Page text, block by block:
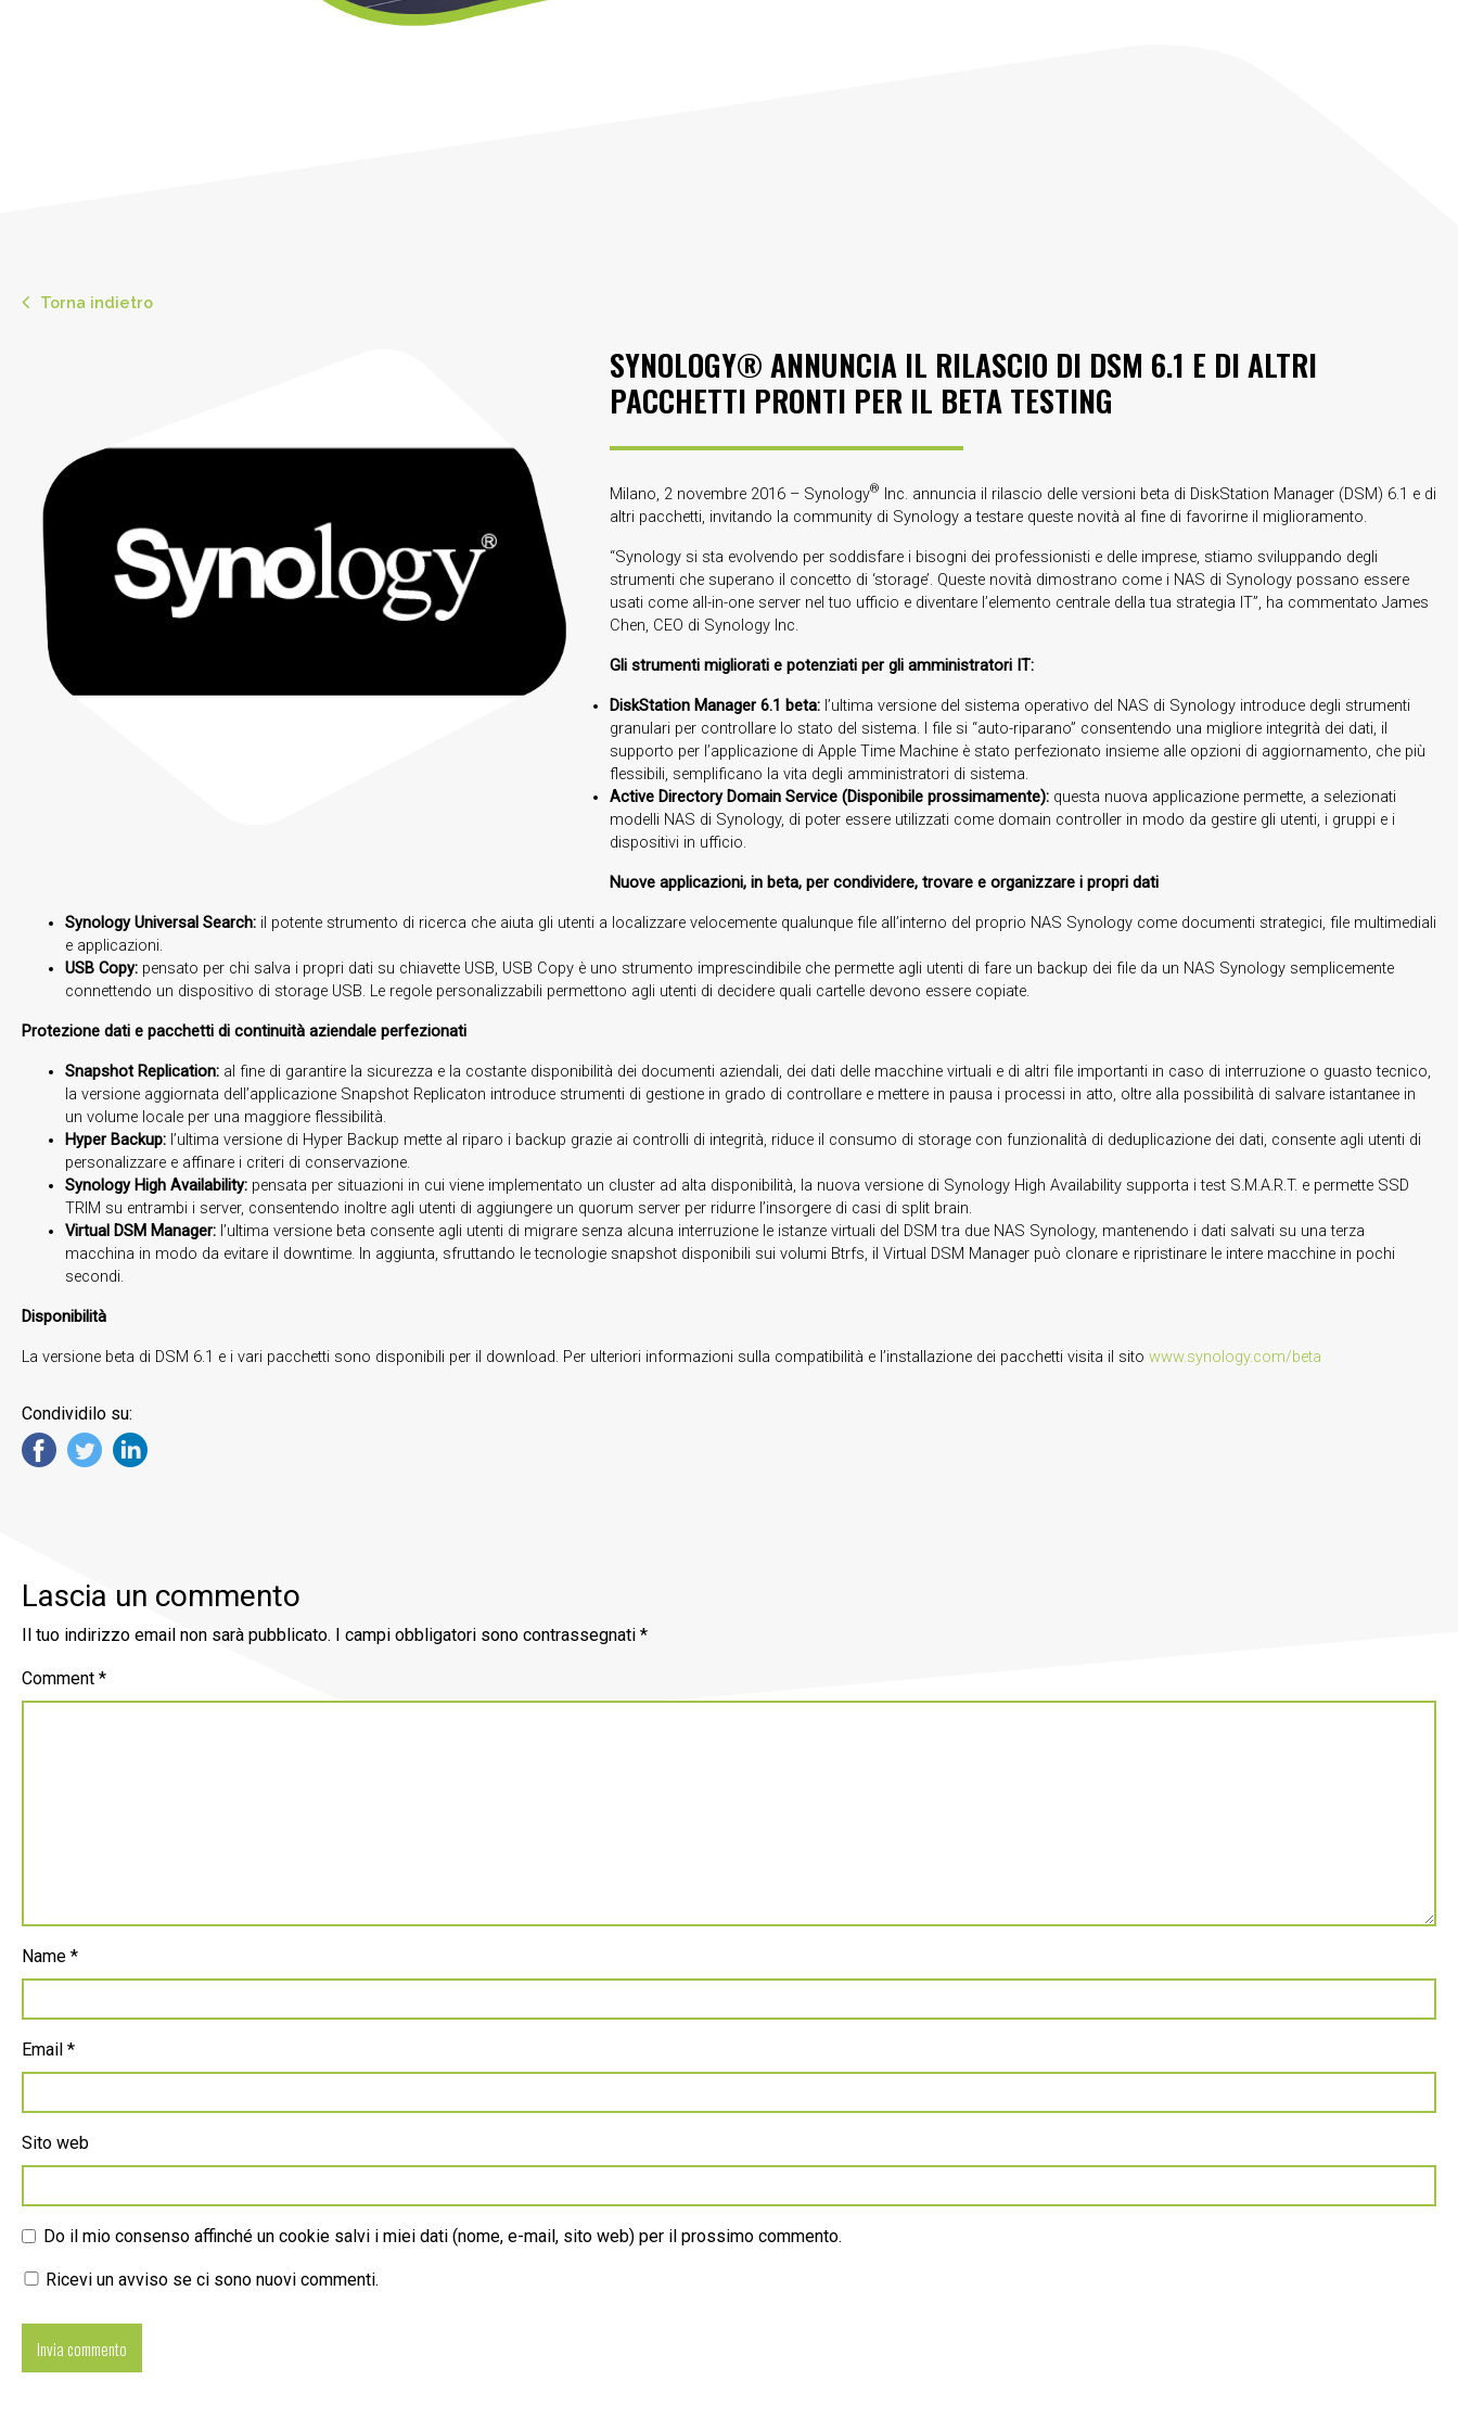
Torna indietro
SYNOLOGY® ANNUNCIA IL RILASCIO DI DSM 6.1 E DI ALTRI
PACCHETTI PRONTI PER IL BETA TESTING
Milano, 2 novembre 2016 – Synology®
Inc. annuncia il rilascio delle versioni beta di DiskStation Manager (DSM) 6.1 e di
altri pacchetti, invitando la community di Synology a testare queste novità al fine di favorirne il miglioramento.
“Synology si sta evolvendo per soddisfare i bisogni dei professionisti e delle imprese, stiamo sviluppando degli
strumenti che superano il concetto di ‘storage’. Queste novità dimostrano come i NAS di Synology possano essere
usati come all-in-one server nel tuo ufficio e diventare l’elemento centrale della tua strategia IT”, ha commentato James
Chen, CEO di Synology Inc.
Gli strumenti migliorati e potenziati per gli amministratori IT:
DiskStation Manager 6.1 beta: l’ultima versione del sistema operativo del NAS di Synology introduce degli strumenti
granulari per controllare lo stato del sistema. I file si “auto-riparano” consentendo una migliore integrità dei dati, il
supporto per l’applicazione di Apple Time Machine è stato perfezionato insieme alle opzioni di aggiornamento, che più
flessibili, semplificano la vita degli amministratori di sistema.
Active Directory Domain Service (Disponibile prossimamente): questa nuova applicazione permette, a selezionati
modelli NAS di Synology, di poter essere utilizzati come domain controller in modo da gestire gli utenti, i gruppi e i
dispositivi in ufficio.
Nuove applicazioni, in beta, per condividere, trovare e organizzare i propri dati
Synology Universal Search: il potente strumento di ricerca che aiuta gli utenti a localizzare velocemente qualunque file all’interno del proprio NAS Synology come documenti strategici, file multimediali
e applicazioni.
USB Copy: pensato per chi salva i propri dati su chiavette USB, USB Copy è uno strumento imprescindibile che permette agli utenti di fare un backup dei file da un NAS Synology semplicemente
connettendo un dispositivo di storage USB. Le regole personalizzabili permettono agli utenti di decidere quali cartelle devono essere copiate.
Protezione dati e pacchetti di continuità aziendale perfezionati
Snapshot Replication: al fine di garantire la sicurezza e la costante disponibilità dei documenti aziendali, dei dati delle macchine virtuali e di altri file importanti in caso di interruzione o guasto tecnico,
la versione aggiornata dell’applicazione Snapshot Replicaton introduce strumenti di gestione in grado di controllare e mettere in pausa i processi in atto, oltre alla possibilità di salvare istantanee in
un volume locale per una maggiore flessibilità.
Hyper Backup: l’ultima versione di Hyper Backup mette al riparo i backup grazie ai controlli di integrità, riduce il consumo di storage con funzionalità di deduplicazione dei dati, consente agli utenti di
personalizzare e affinare i criteri di conservazione.
Synology High Availability: pensata per situazioni in cui viene implementato un cluster ad alta disponibilità, la nuova versione di Synology High Availability supporta i test S.M.A.R.T. e permette SSD
TRIM su entrambi i server, consentendo inoltre agli utenti di aggiungere un quorum server per ridurre l’insorgere di casi di split brain.
Virtual DSM Manager: l’ultima versione beta consente agli utenti di migrare senza alcuna interruzione le istanze virtuali del DSM tra due NAS Synology, mantenendo i dati salvati su una terza
macchina in modo da evitare il downtime. In aggiunta, sfruttando le tecnologie snapshot disponibili sui volumi Btrfs, il Virtual DSM Manager può clonare e ripristinare le intere macchine in pochi
secondi.
Disponibilità
La versione beta di DSM 6.1 e i vari pacchetti sono disponibili per il download. Per ulteriori informazioni sulla compatibilità e l’installazione dei pacchetti visita il sito www.synology.com/beta
Condividilo su:
Lascia un commento
Il tuo indirizzo email non sarà pubblicato. I campi obbligatori sono contrassegnati *
Comment *
Name *
Email *
Sito web
Do il mio consenso affinché un cookie salvi i miei dati (nome, e-mail, sito web) per il prossimo commento.
Ricevi un avviso se ci sono nuovi commenti.